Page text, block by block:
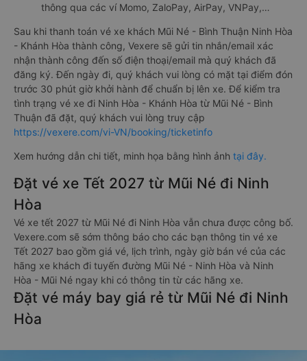
thông qua các ví Momo, ZaloPay, AirPay, VNPay,…
Sau khi thanh toán vé xe khách Mũi Né - Bình Thuận Ninh Hòa
- Khánh Hòa thành công, Vexere sẽ gửi tin nhắn/email xác
nhận thành công đến số điện thoại/email mà quý khách đã
đăng ký. Đến ngày đi, quý khách vui lòng có mặt tại điểm đón
trước 30 phút giờ khởi hành để chuẩn bị lên xe. Để kiểm tra
tình trạng vé xe đi Ninh Hòa - Khánh Hòa từ Mũi Né - Bình
Thuận đã đặt, quý khách vui lòng truy cập
https://vexere.com/vi-VN/booking/ticketinfo
Xem hướng dẫn chi tiết, minh họa bằng hình ảnh tại đây.
Đặt vé xe Tết 2027 từ Mũi Né đi Ninh
Hòa
Vé xe tết 2027 từ Mũi Né đi Ninh Hòa vẫn chưa được công bố.
Vexere.com sẽ sớm thông báo cho các bạn thông tin vé xe
Tết 2027 bao gồm giá vé, lịch trình, ngày giờ bán vé của các
hãng xe khách đi tuyến đường Mũi Né - Ninh Hòa và Ninh
Hòa - Mũi Né ngay khi có thông tin từ các hãng xe.
Đặt vé máy bay giá rẻ từ Mũi Né đi Ninh
Hòa